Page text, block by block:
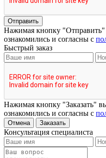
Отправить
Нажимая кнопку "Отправить"
ознакомились и согласны с
Быстрый заказ
Нажимая кнопку "Заказать"
ознакомились и согласны с
Отмена Заказать
Консультация специалиста